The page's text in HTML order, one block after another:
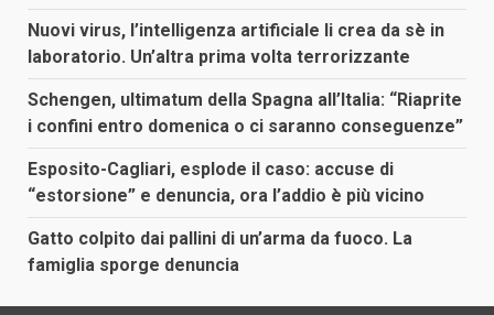
Nuovi virus, l’intelligenza artificiale li crea da sè in
laboratorio. Un’altra prima volta terrorizzante
Schengen, ultimatum della Spagna all’Italia: “Riaprite
i confini entro domenica o ci saranno conseguenze”
Esposito-Cagliari, esplode il caso: accuse di
“estorsione” e denuncia, ora l’addio è più vicino
Gatto colpito dai pallini di un’arma da fuoco. La
famiglia sporge denuncia